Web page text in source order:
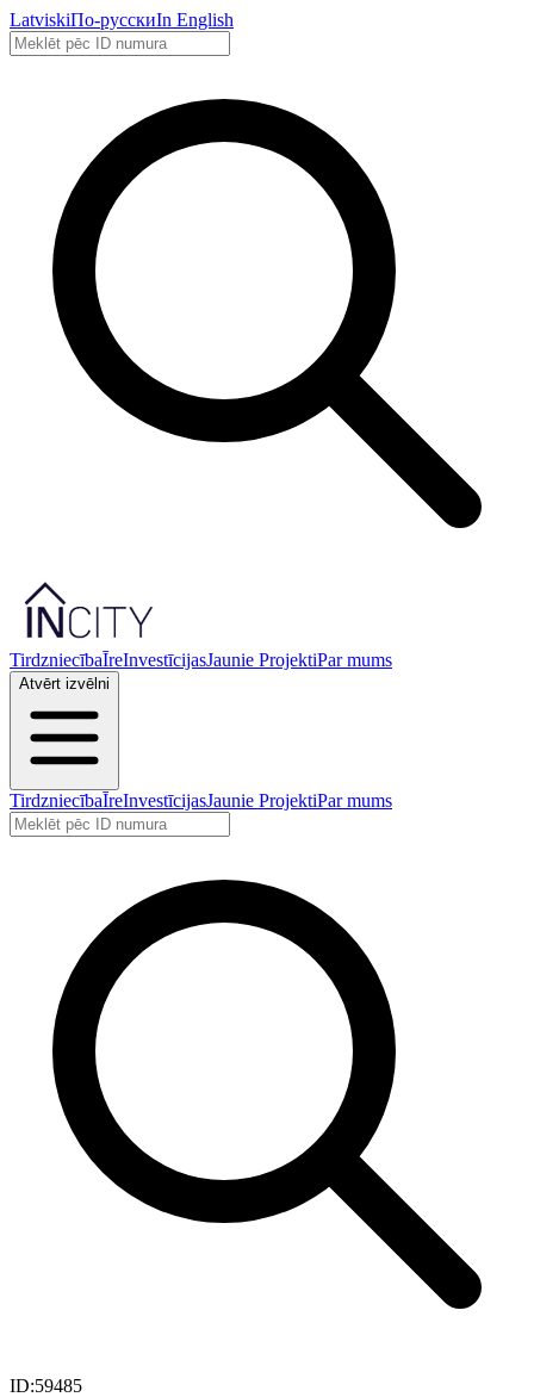
LatviskiПо-русскиIn English
TirdzniecībaĪreInvestīcijasJaunie ProjektiPar mums
Atvērt izvēlni
TirdzniecībaĪreInvestīcijasJaunie ProjektiPar mums
ID:59485